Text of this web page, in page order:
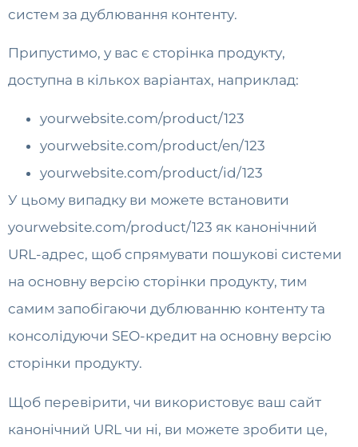
систем за дублювання контенту.
Припустимо, у вас є сторінка продукту,
доступна в кількох варіантах, наприклад:
yourwebsite.com/product/123
yourwebsite.com/product/en/123
yourwebsite.com/product/id/123
У цьому випадку ви можете встановити
yourwebsite.com/product/123 як канонічний
URL-адрес, щоб спрямувати пошукові системи
на основну версію сторінки продукту, тим
самим запобігаючи дублюванню контенту та
консолідуючи SEO-кредит на основну версію
сторінки продукту.
Щоб перевірити, чи використовує ваш сайт
канонічний URL чи ні, ви можете зробити це,